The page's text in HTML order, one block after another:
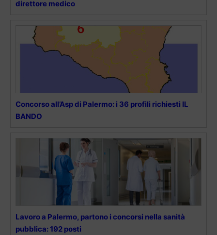
direttore medico
Concorso all’Asp di Palermo: i 36 profili richiesti IL
BANDO
Lavoro a Palermo, partono i concorsi nella sanità
pubblica: 192 posti